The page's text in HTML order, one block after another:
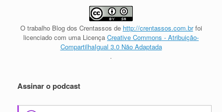
O trabalho Blog dos Crentassos de http://crentassos.com.brfoi
licenciado com uma Licença Creative Commons - Atribuição-
CompartilhaIgual 3.0 Não Adaptada
.
Assinar o podcast